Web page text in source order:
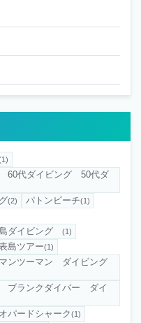
60代ダイビング 50代ダ
(2) パトンビーチ(1)
ダイビング (1)
島ツアー(1)
ンツーマン ダイビング
ブランクダイバー ダイ
パードシャーク(1)